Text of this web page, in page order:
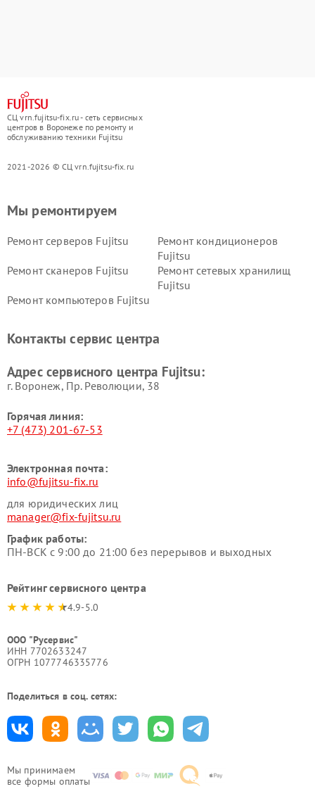
СЦ vrn.fujitsu-fix.ru - сеть сервисных
центров в Воронеже по ремонту и
обслуживанию техники Fujitsu
2021-2026 © СЦ vrn.fujitsu-fix.ru
Мы принимаем
все формы оплаты
Мы ремонтируем
Ремонт серверов Fujitsu
Ремонт кондиционеров
Fujitsu
Ремонт сканеров Fujitsu
Ремонт сетевых хранилищ
Fujitsu
Ремонт компьютеров Fujitsu
Контакты сервис центра
Адрес сервисного центра Fujitsu:
г. Воронеж, Пр. Революции, 38
Горячая линия:
+7 (473) 201-67-53
Электронная почта:
info@fujitsu-fix.ru
для юридических лиц
manager@fix-fujitsu.ru
График работы:
ПН-ВСК с 9:00 до 21:00 без перерывов и выходных
Рейтинг сервисного центра
4.9-5.0
ООО "Русервис"
ИНН 7702633247
ОГРН 1077746335776
Поделиться в соц. сетях: